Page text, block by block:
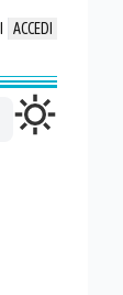
ACCEDI